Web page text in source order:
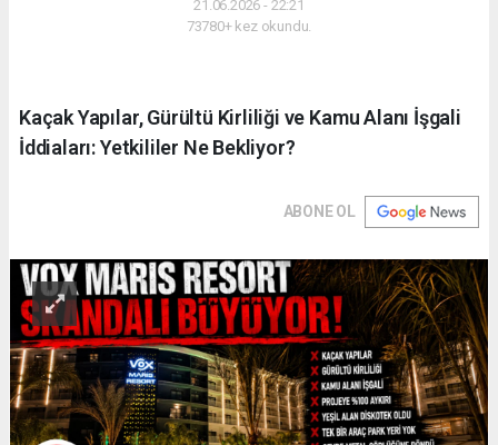
21.06.2026 - 22:21
73780+ kez okundu.
Kaçak Yapılar, Gürültü Kirliliği ve Kamu Alanı İşgali
İddiaları: Yetkililer Ne Bekliyor?
ABONE OL